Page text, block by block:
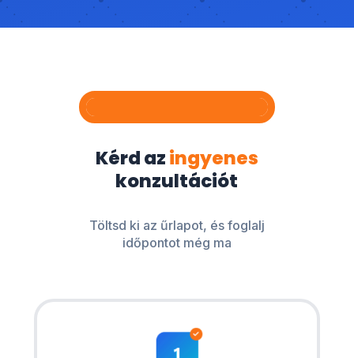
Kérd azingyenes
konzultációt
Töltsd ki az űrlapot, és foglalj
időpontot még ma